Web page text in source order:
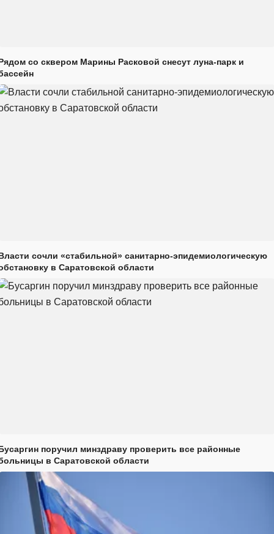
со сквером Марины Расковой снесут луна-парк и
сочли «стабильной» санитарно-эпидемиологическую
в Саратовской области
поручил минздраву проверить все районные
в Саратовской области